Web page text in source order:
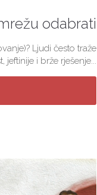
odabrati
Ljudi često traže
i brže rješenje...